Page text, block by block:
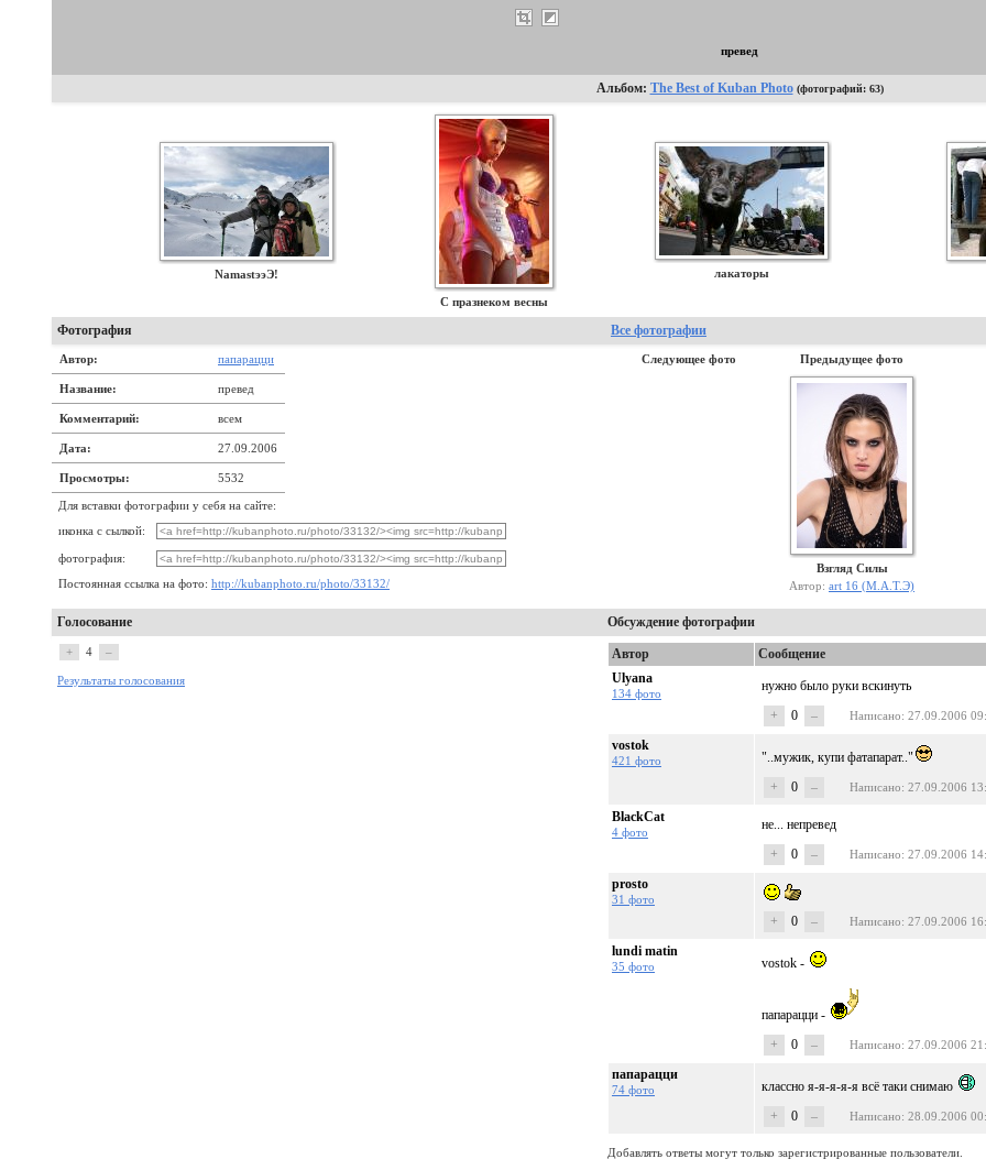
превед
Альбом: The Best of Kuban Photo (фотографий: 63)
NamastээЭ!
С празнеком весны
лакаторы
Фотография Все фотографии
Автор: папарацци
Название: превед
Комментарий: всем
Дата: 27.09.2006
Просмотры: 5532
Для вставки фотографии у себя на сайте:
иконка с сылкой:
фотография:
Постоянная ссылка на фото: http://kubanphoto.ru/photo/33132/
Следующее фото Предыдущее фото
Взгляд Силы
Автор: art 16 (М.А.Т.Э)
Голосование Обсуждение фотографии
+ 4 –
Результаты голосования
Автор
Сообщение
Ulyana
134 фото
нужно было руки вскинуть
+
0 – Написано: 27.09.2006
vostok
421 фото
"..мужик, купи фатапарат.."
+
0 – Написано: 27.09.2006
BlackCat
4 фото
не... непревед
+
0 – Написано: 27.09.2006
prosto
31 фото
+ 0 – Написано: 27.09.2006
lundi matin
35 фото vostok -
папарацци -
+
0 – Написано: 27.09.2006
папарацци
74 фото
классно я-я-я-я-я всё таки снимаю
+
0 – Написано: 28.09.2006
Добавлять ответы могут только зарегистрированные пользователи.